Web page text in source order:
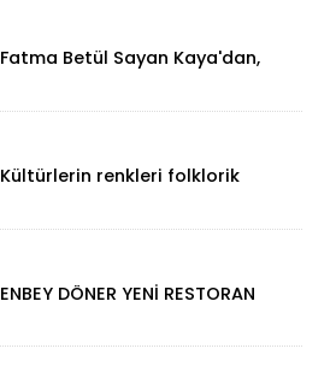
Fatma Betül Sayan Kaya'dan,
Kültürlerin renkleri folklorik
ENBEY DÖNER YENİ RESTORAN